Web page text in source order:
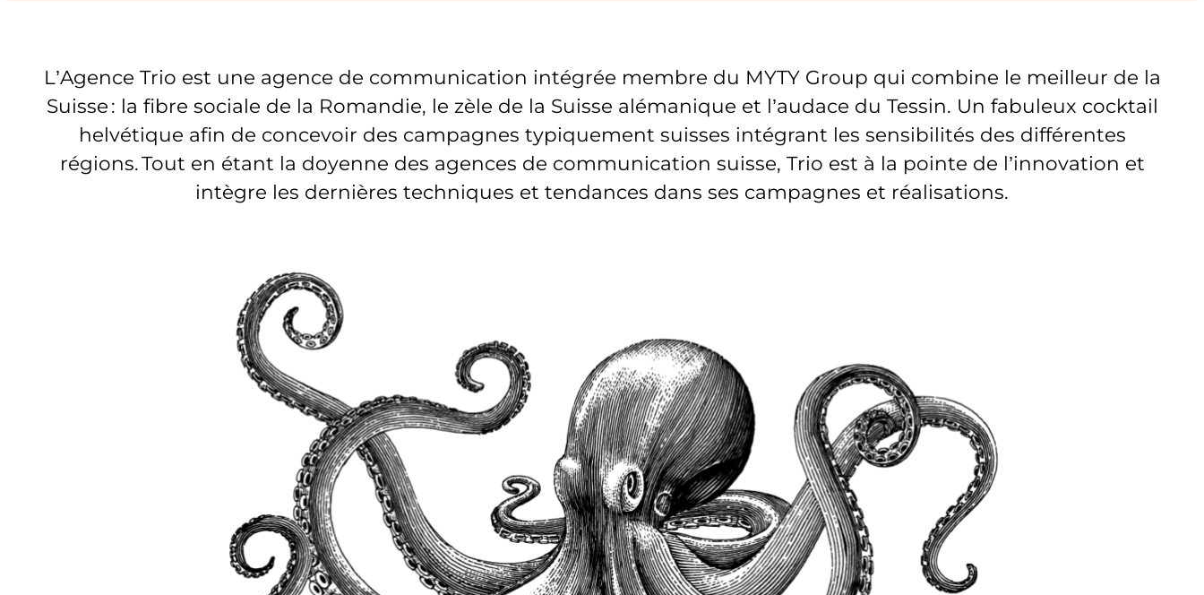
L’Agence Trio est une agence de communication intégrée membre du MYTY Group qui combine le meilleur de la
Suisse : la fibre sociale de la Romandie, le zèle de la Suisse alémanique et l’audace du Tessin. Un fabuleux cocktail
helvétique afin de concevoir des campagnes typiquement suisses intégrant les sensibilités des différentes
régions. Tout en étant la doyenne des agences de communication suisse, Trio est à la pointe de l’innovation et
intègre les dernières techniques et tendances dans ses campagnes et réalisations.